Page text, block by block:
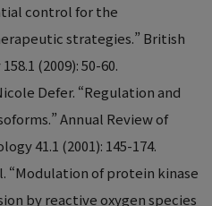
control for the
strategies.” British
(2009): 50-60.
Defer. “Regulation and
Annual Review of
41.1 (2001): 145-174.
“Modulation of protein kinase
by reactive oxygen species